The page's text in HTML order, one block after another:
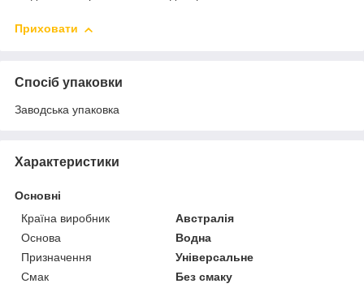
Приховати
Спосіб упаковки
Заводська упаковка
Характеристики
Основні
Країна виробник
Австралія
Основа
Водна
Призначення
Універсальне
Смак
Без смаку